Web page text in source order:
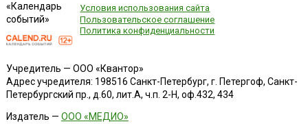
«Календарь
событий»
Условия использования сайта
Пользовательское соглашение
Политика конфиденциальности
Учредитель — ООО «Квантор»
Адрес учредителя: 198516 Санкт-Петербург, г. Петергоф, Санкт-
Петербургский пр., д.60, лит.А, ч.п. 2-Н, оф.432, 434
Издатель — ООО «МЕДИО»